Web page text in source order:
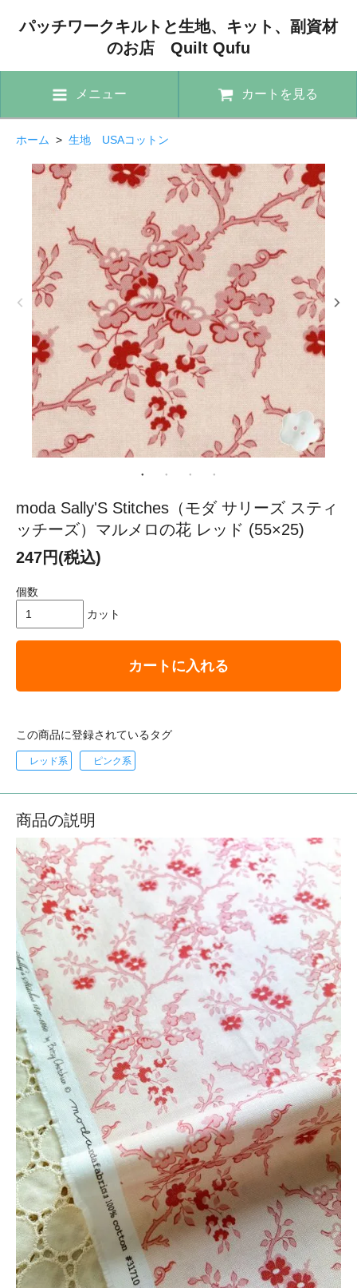
パッチワークキルトと生地、キット、副資材
のお店 Quilt Qufu
メニュー カートを見る
ホーム > 生地 USAコットン
moda Sally'S Stitches（モダ サリーズ スティ
ッチーズ）マルメロの花 レッド (55×25)
247円(税込)
個数
カット
カートに入れる
この商品に登録されているタグ
レッド系 ピンク系
商品の説明